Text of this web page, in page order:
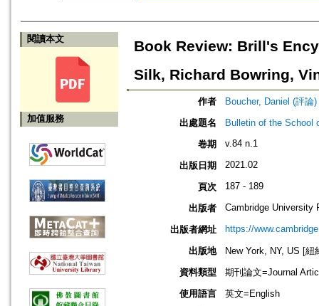
閱讀本文
加值服務
Book Review: Brill's
Silk, Richard Bowring,
作者
Boucher, Daniel (評論)
出處題名
Bulletin of the School
卷期
v.84 n.1
出版日期 2021.02
頁次 187 - 189
出版者 Cambridge University
出版者網址 https://
出版地
New York, NY, US [
資料類型
期刊論文=Journal
使用語言
英文=English